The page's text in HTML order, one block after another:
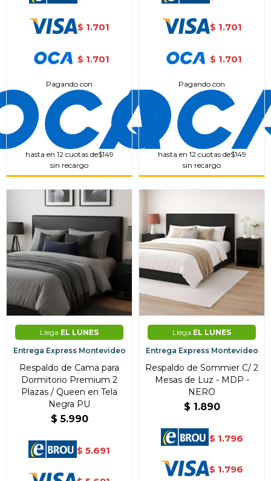
$ 1.701
$ 1.701
Pagando con
hasta en 12 cuotas de$149
sin recargo
$ 1.701
$ 1.701
Pagando con
hasta en 12 cuotas de$149
sin recargo
Llega EL LUNES
Entrega Express Montevideo
Respaldo de Cama para
Dormitorio Premium 2
Plazas / Queen en Tela
Negra PU
$ 5.990
$ 5.691
Llega EL LUNES
Entrega Express Montevideo
Respaldo de Sommier C/ 2
Mesas de Luz - MDP -
NERO
$ 1.890
$ 1.796
$ 1.796